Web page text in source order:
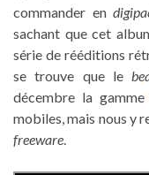
commander en
sachant que cet
série de rééditions
se trouve que le
décembre la
mobiles, mais nous y
freeware.